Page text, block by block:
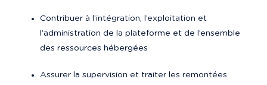
Contribuer à l’intégration, l’exploitation et
l’administration de la plateforme et de l’ensemble
des ressources hébergées
Assurer la supervision et traiter les remontées